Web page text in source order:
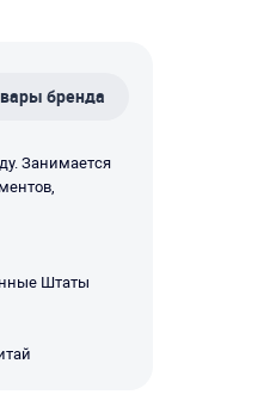
бренда
Занимается
Штаты